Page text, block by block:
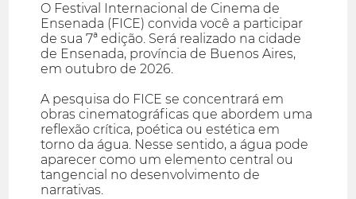
O Festival Internacional de Cinema de
Ensenada (FICE) convida você a participar
de sua 7ª edição. Será realizado na cidade
de Ensenada, província de Buenos Aires,
em outubro de 2026.
A pesquisa do FICE se concentrará em
obras cinematográficas que abordem uma
reflexão crítica, poética ou estética em
torno da água. Nesse sentido, a água pode
aparecer como um elemento central ou
tangencial no desenvolvimento de
narrativas.